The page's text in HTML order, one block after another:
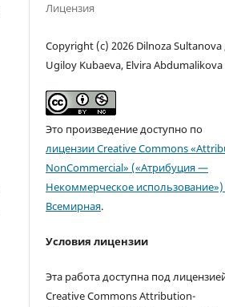
Лицензия
Copyright (c) 2026 Dilnoza Sultanova
Ugiloy Kubaeva, Elvira Abdumalikova
Это произведение доступно по
лицензии Creative Commons
NonCommercial» («Атрибуция —
Некоммерческое использование»)
Всемирная.
Условия лицензии
Эта работа доступна под
Creative Commons Attribution-